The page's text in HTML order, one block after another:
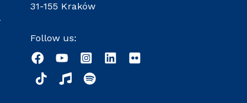
31-155 Kraków
Follow us: